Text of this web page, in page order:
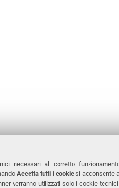
necessari al corretto
Accetta tutti i cookiesi acconsente
verranno utilizzati solo i cookie